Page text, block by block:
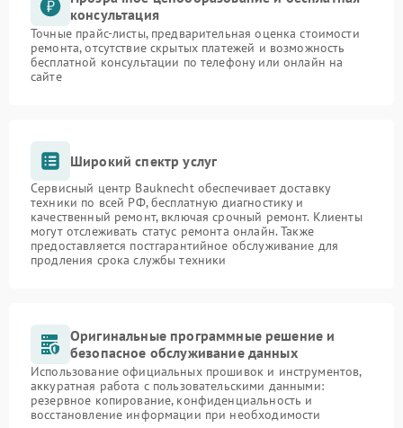
консультация
Точные прайс-листы, предварительная оценка стоимости
ремонта, отсутствие скрытых платежей и возможность
бесплатной консультации по телефону или онлайн на
сайте
Широкий спектр услуг
Сервисный центр Bauknecht обеспечивает доставку
техники по всей РФ, бесплатную диагностику и
качественный ремонт, включая срочный ремонт. Клиенты
могут отслеживать статус ремонта онлайн. Также
предоставляется постгарантийное обслуживание для
продления срока службы техники
Оригинальные программные решение и
безопасное обслуживание данных
Использование официальных прошивок и инструментов,
аккуратная работа с пользовательскими данными:
резервное копирование, конфиденциальность и
восстановление информации при необходимости